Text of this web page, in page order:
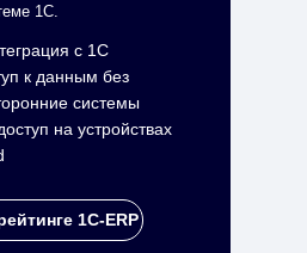
с 1С
к данным без
системы
на устройствах
1С.
1С-ERP